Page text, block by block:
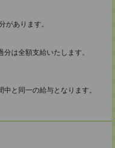
があります。
は全額支給いたします。
と同一の給与となります。